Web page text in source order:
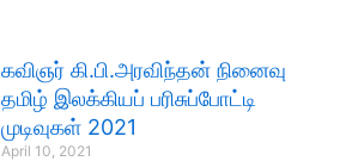
கவிஞர் கி.பி.அரவிந்தன் நினைவு
தமிழ் இலக்கியப் பரிசுப்போட்டி
முடிவுகள் 2021
April 10, 2021